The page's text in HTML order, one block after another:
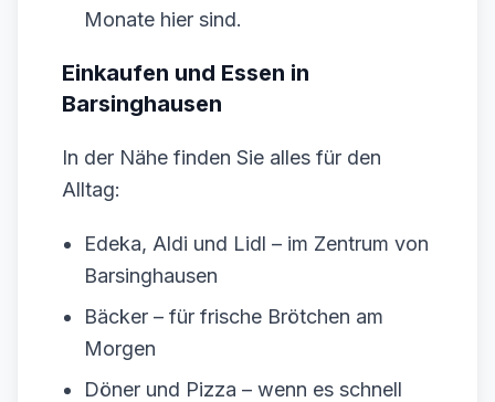
Monate hier sind.
Einkaufen und Essen in
Barsinghausen
In der Nähe finden Sie alles für den
Alltag:
Edeka, Aldi und Lidl – im Zentrum von
Barsinghausen
Bäcker – für frische Brötchen am
Morgen
Döner und Pizza – wenn es schnell